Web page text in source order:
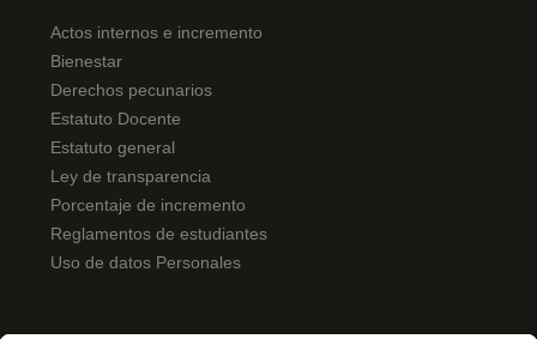
Actos internos e incremento
Bienestar
Derechos pecunarios
Estatuto Docente
Estatuto general
Ley de transparencia
Porcentaje de incremento
Reglamentos de estudiantes
Uso de datos Personales